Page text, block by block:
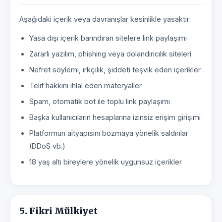
Aşağıdaki içerik veya davranışlar kesinlikle yasaktır:
Yasa dışı içerik barındıran sitelere link paylaşımı
Zararlı yazılım, phishing veya dolandırıcılık siteleri
Nefret söylemi, ırkçılık, şiddeti teşvik eden içerikler
Telif hakkını ihlal eden materyaller
Spam, otomatik bot ile toplu link paylaşımı
Başka kullanıcıların hesaplarına izinsiz erişim girişimi
Platformun altyapısını bozmaya yönelik saldırılar
(DDoS vb.)
18 yaş altı bireylere yönelik uygunsuz içerikler
5. Fikri Mülkiyet